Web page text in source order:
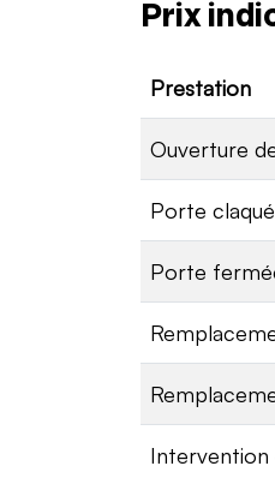
Prix
Prestation
Ouverture
Porte
Porte
Intervention